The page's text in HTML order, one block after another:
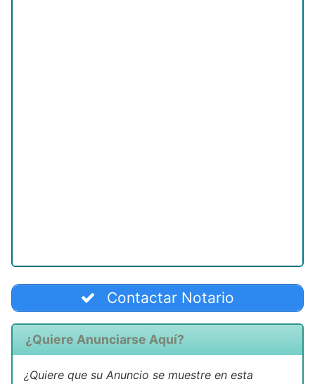
Contactar Notario
¿Quiere Anunciarse Aquí?
¿Quiere que su Anuncio se muestre en esta